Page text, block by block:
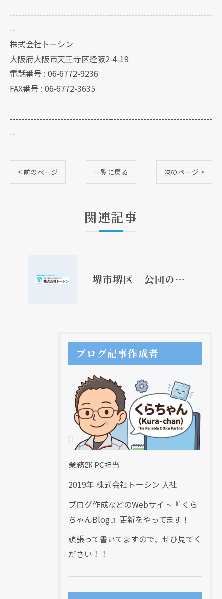
--------------------------------------------------------------------
--
株式会社トーシン
大阪府大阪市天王寺区逢阪2-4-19
電話番号 : 06-6772-9236
FAX番号 : 06-6772-3635
--------------------------------------------------------------------
--
< 前のページ 一覧に戻る 次のページ >
関連記事
堺市堺区 公団の給湯器設置工事
ブログ記事作成者
業務部 PC担当
2019年 株式会社トーシン 入社
ブログ作成などのWebサイト『 くら
ちゃんBlog 』更新をやってます！
頑張って書いてますので、ぜひ見てく
ださい！！